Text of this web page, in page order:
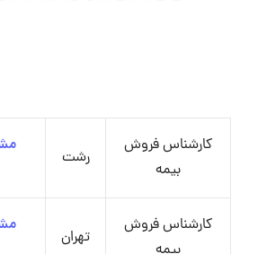
کارشناس فروش
بیمه
رشت
کارشناس فروش
تهران